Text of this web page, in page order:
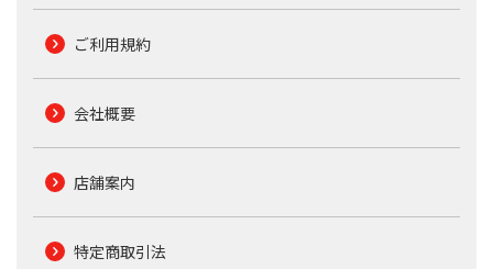
ご利用規約
会社概要
店舗案内
特定商取引法